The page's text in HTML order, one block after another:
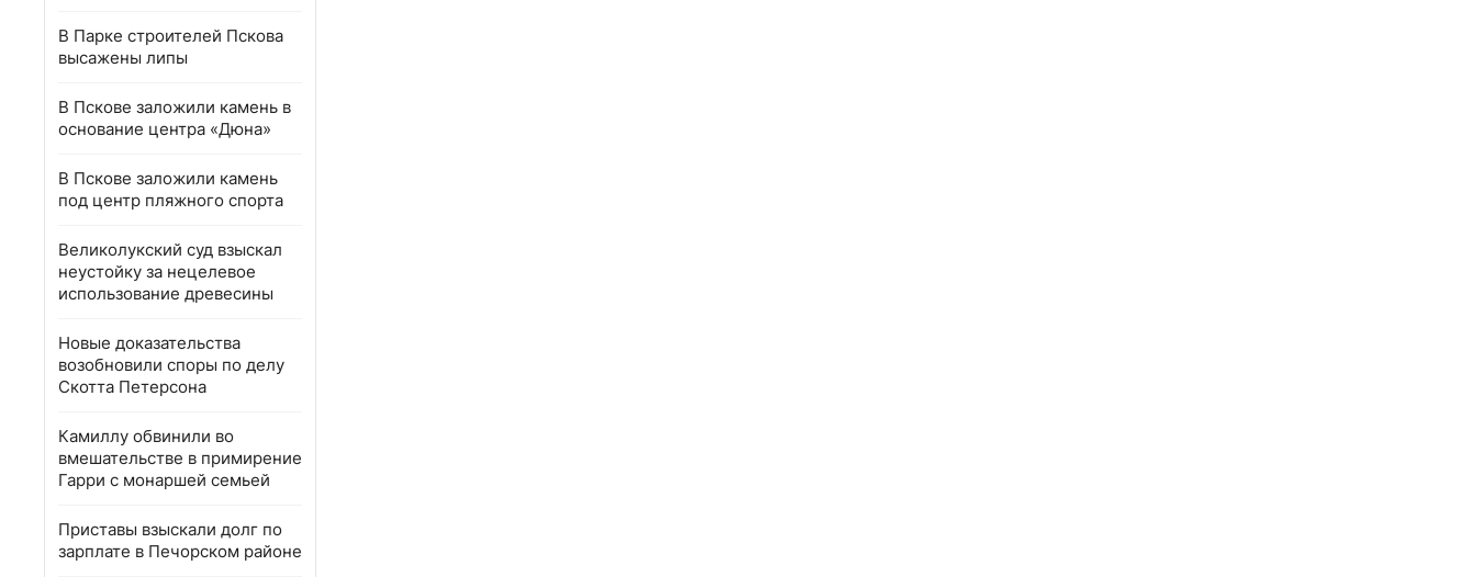
В Парке строителей Пскова
высажены липы
В Пскове заложили камень в
основание центра «Дюна»
В Пскове заложили камень
под центр пляжного спорта
Великолукский суд взыскал
неустойку за нецелевое
использование древесины
Новые доказательства
возобновили споры по делу
Скотта Петерсона
Камиллу обвинили во
вмешательстве в примирение
Гарри с монаршей семьей
Приставы взыскали долг по
зарплате в Печорском районе